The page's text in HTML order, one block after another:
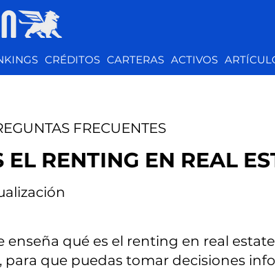
CRÉDITOS CARTERAS ACTIVOS
FRECUENTES
EL RENTING EN REAL
enseña qué es el renting en real
para que puedas tomar decisiones